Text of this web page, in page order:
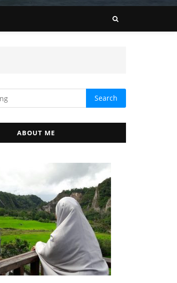
ABOUT ME